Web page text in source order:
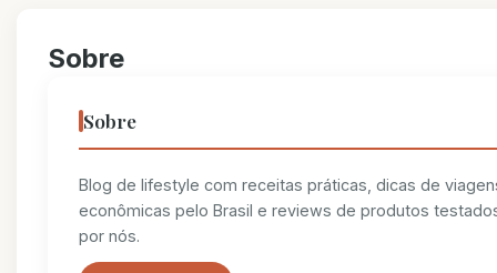
Sobre
Sobre
Blog de lifestyle com receitas práticas, dicas de
econômicas pelo Brasil e reviews de produtos
por nós.